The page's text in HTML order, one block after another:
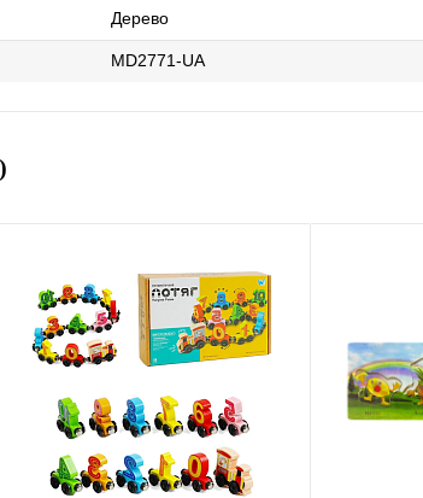
Дерево
MD2771-UA